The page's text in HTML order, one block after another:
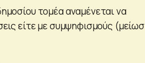
τομέα αναμένεται να
είτε με συμψηφισμούς